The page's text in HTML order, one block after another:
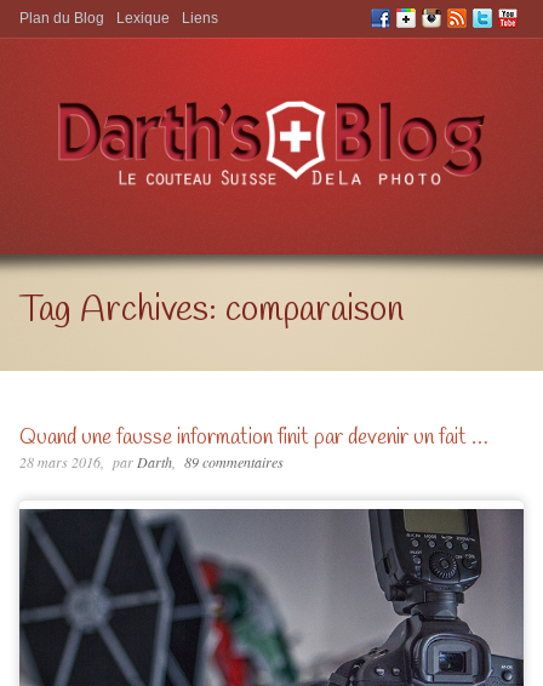
Aller à:
Plan du Blog Lexique Liens
Tag Archives: comparaison
Quand une fausse information finit par devenir un fait …
28 mars 2016 parDarth 89 commentaires